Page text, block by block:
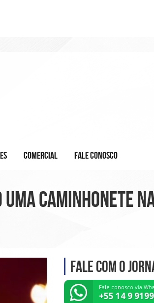
COMERCIAL FALE CONOSCO
caminhonete
Fale com o
Fale conosco via
+55 14 9